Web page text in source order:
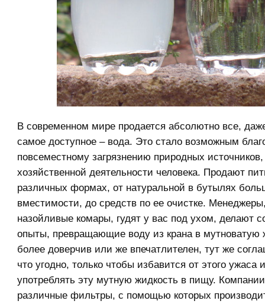
В современном мире продается абсолютно все,
самое доступное – вода. Это стало возможным
повсеместному загрязнению природных
хозяйственной деятельности человека. Продают
различных формах, от натуральной в бутылях
вместимости, до средств по ее очистке.
назойливые комары, гудят у вас под ухом, делают
опыты, превращающие воду из крана в мутноватую
более доверчив или же впечатлителен, тут же
что угодно, только чтобы избавится от этого ужаса
употреблять эту мутную жидкость в пищу.
различные фильтры, с помощью которых